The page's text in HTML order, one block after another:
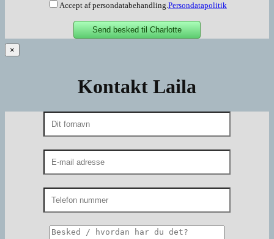
Accept af persondatabehandling.Persondatapolitik
×
Kontakt Laila